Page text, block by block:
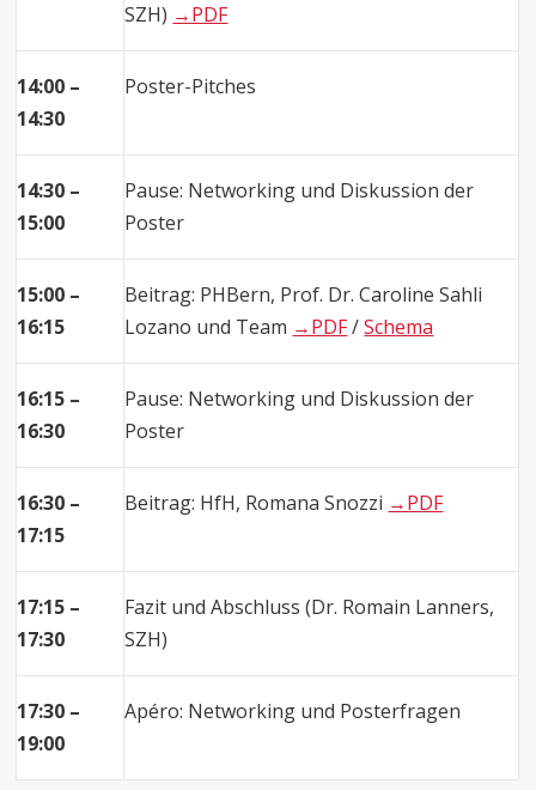
SZH) →PDF
14:00 –
14:30
Poster-Pitches
14:30 –
15:00
Pause: Networking und Diskussion der
Poster
15:00 –
16:15
Beitrag: PHBern, Prof. Dr. Caroline Sahli
Lozano und Team →PDF/Schema
16:15 –
16:30
Pause: Networking und Diskussion der
Poster
16:30 –
17:15
Beitrag: HfH, Romana Snozzi →PDF
17:15 –
17:30
Fazit und Abschluss (Dr. Romain Lanners,
SZH)
17:30 –
19:00
Apéro: Networking und Posterfragen